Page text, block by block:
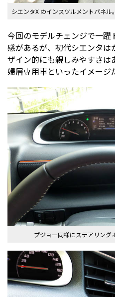
シエンタX のインスツルメントパネル
今回のモデルチェンジで一
感があるが、初代シエンタ
ザイン的にも親しみやすさは
婦層専用車といったイメージ
プジョー同様にステアリング